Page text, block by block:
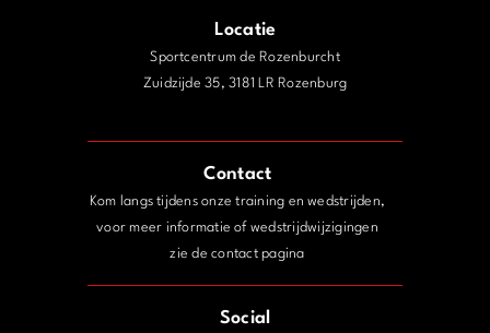
Locatie
Sportcentrum de Rozenburcht
Zuidzijde 35, 3181 LR Rozenburg
Contact
Kom langs tijdens onze training en wedstrijden,
voor meer informatie of wedstrijdwijzigingen
zie de contact pagina
Social